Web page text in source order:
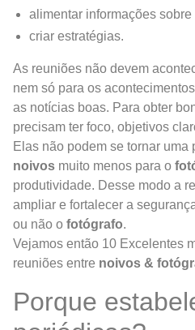
alimentar informações sobre
criar estratégias.
As reuniões não devem
nem só para os
as notícias boas. Para obter
precisam ter foco, objetivos
Elas não podem se tornar uma
noivos muito menos para o
produtividade. Desse modo a
ampliar e fortalecer a
ou não o fotógrafo.
Vejamos então 10 Excelentes
reuniões entre noivos &
Porque